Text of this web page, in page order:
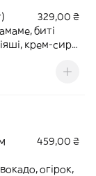
329,00 ₴
биті
крем-сир,
459,00 ₴
огірок,